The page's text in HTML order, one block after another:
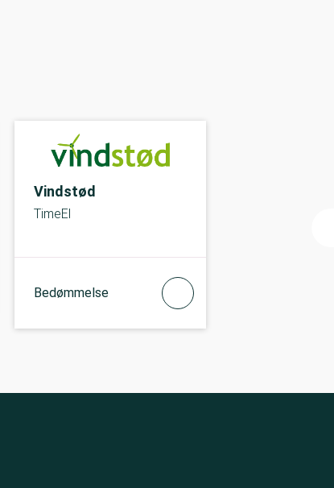
Vindstød
TimeEl
Bedømmelse